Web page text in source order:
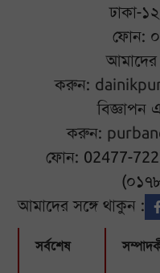
ঢাকা-
ফোন:
আমাদের
করুন:
বিজ্ঞাপন
করুন:
ফোন: 02477-
আমাদের সঙ্গে থাকুন :
সর্বশেষ